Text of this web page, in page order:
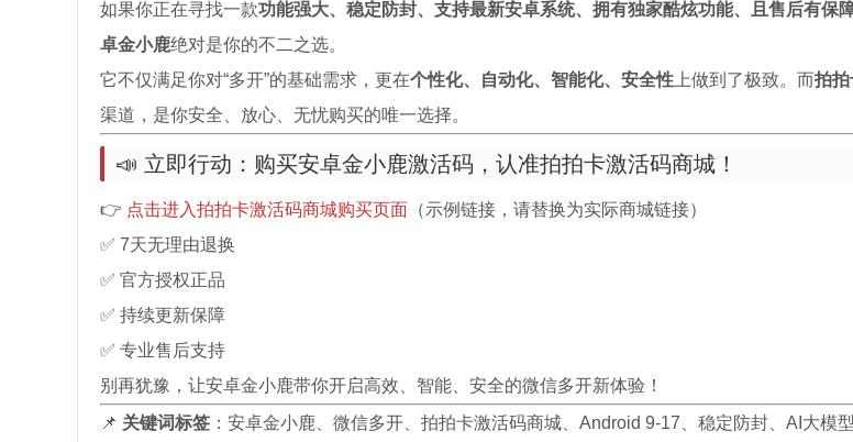
如果你正在寻找一款功能强大、稳定防封、支持最新安卓系统、拥有独家酷炫功能、且售后有保
卓金小鹿绝对是你的不二之选。
它不仅满足你对“多开”的基础需求，更在个性化、自动化、智能化、安全性上做到了极致。而拍
渠道，是你安全、放心、无忧购买的唯一选择。
📣 立即行动：购买安卓金小鹿激活码，认准拍拍卡激活码商城！
👉 点击进入拍拍卡激活码商城购买页面（示例链接，请替换为实际商城链接）
✅ 7天无理由退换
✅ 官方授权正品
✅ 持续更新保障
✅ 专业售后支持
别再犹豫，让安卓金小鹿带你开启高效、智能、安全的微信多开新体验！
📌 关键词标签：安卓金小鹿、微信多开、拍拍卡激活码商城、Android 9-17、稳定防封、AI大模